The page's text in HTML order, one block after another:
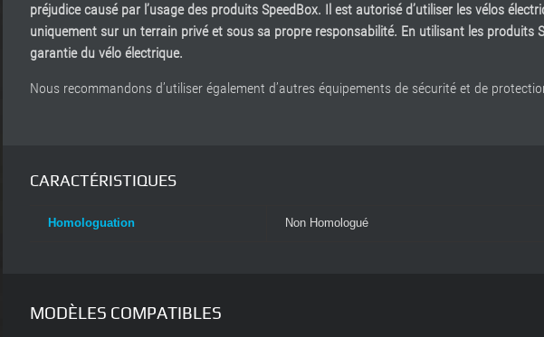
préjudice causé par l’usage des produits SpeedBox. Il est autorisé d’utiliser les vélos
uniquement sur un terrain privé et sous sa propre responsabilité. En utilisant les produits
garantie du vélo électrique.
Nous recommandons d’utiliser également d’autres équipements de sécurité et de
CARACTÉRISTIQUES
Homologuation Non Homologué
MODÈLES COMPATIBLES